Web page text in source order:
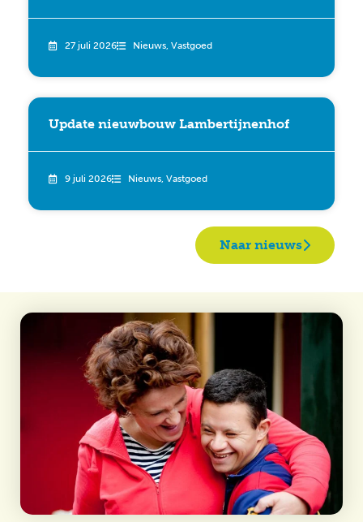
27 juli 2026 Nieuws, Vastgoed
Update nieuwbouw Lambertijnenhof
9 juli 2026 Nieuws, Vastgoed
Naar nieuws